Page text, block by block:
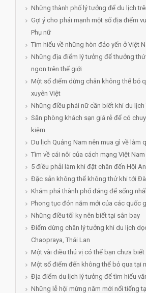
Những thành phố lý tưởng để du lịch
Gợi ý cho phái mạnh một số địa điểm
Phụ nữ
Tìm hiểu về những hòn đảo yến ở Việt
Những địa điểm lý tưởng để thưởng
ngon trên thế giới
Một số điểm dừng chân không thể bỏ
xuyên Việt
Những điều phái nữ cần biết khi du
Săn phòng khách sạn giá rẻ để có
kiệm
Du lịch Quảng Nam nên mua gì về làm
Tìm về cái nôi của cách mạng Việt Nam
5 điều phải làm khi đặt chân đến Hội An
Đặc sản không thể không thử khi tới
Khám phá thành phố đáng để sống
Phong tục đón năm mới của các quốc
Những điều tối kỵ nên biết tại sân bay
Điểm dừng chân lý tưởng khi du lịch
Chaopraya, Thái Lan
Một vài điều thú vị có thể bạn chưa biết
Một số điểm đến không thể bỏ qua tại
Địa điểm du lịch lý tưởng để tìm hiểu
Những lễ hội mừng năm mới nổi tiếng